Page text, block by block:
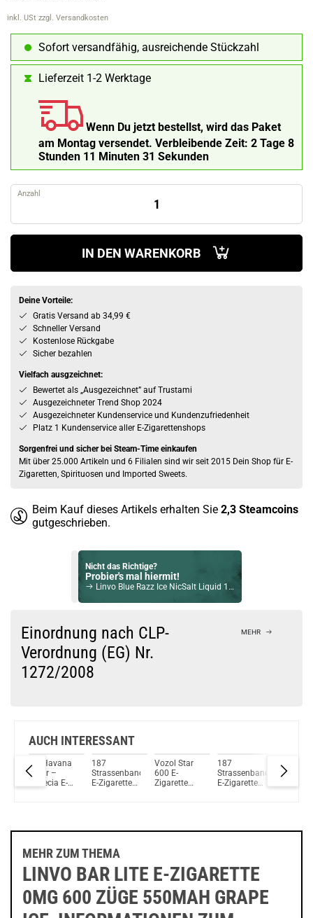
inkl. USt zzgl. Versandkosten
Sofort versandfähig, ausreichende Stückzahl
Lieferzeit 1-2 Werktage
Wenn Du jetzt bestellst, wird das Paket
am Montag versendet. Verbleibende Zeit: 2 Tage 8
Stunden 11 Minuten 30 Sekunden
Anzahl
IN DEN WARENKORB
Deine Vorteile:
Gratis Versand ab 34,99 €
Schneller Versand
Kostenlose Rückgabe
Sicher bezahlen
Vielfach ausgzeichnet:
Bewertet als „Ausgezeichnet” auf Trustami
Ausgezeichneter Trend Shop 2024
Ausgezeichneter Kundenservice und Kundenzufriedenheit
Platz 1 Kundenservice aller E-Zigarettenshops
Sorgenfrei und sicher bei Steam-Time einkaufen
Mit über 25.000 Artikeln und 6 Filialen sind wir seit 2015 Dein Shop für E-
Zigaretten, Spirituosen und Imported Sweets.
Beim Kauf dieses Artikels erhalten Sie 2,3 Steamcoins
gutgeschrieben.
Nicht das Richtige?
Probier's mal hiermit!
Linvo Blue Razz Ice NicSalt Liquid 10ml / 10mg
Check das mal!
Flerbar M Bloody Bull E-Zigarette 20mg 600 Züge 550mAh
Du willst Kröten sparen?
Schau mal hier!
Einordnung nach CLP-
Verordnung (EG) Nr.
1272/2008
MEHR
AUCH INTERESSANT
XO Havana
Cigar –
Venecia E-
187
Strassenbande
E-Zigarette
Black Ize
Vozol Star
600 E-
Zigarette
Watermelon
187
Strassenbande
E-Zigarette
Elfbar
Einweg
MEHR ZUM THEMA
LINVO BAR LITE E-ZIGARETTE
0MG 600 ZÜGE 550MAH GRAPE